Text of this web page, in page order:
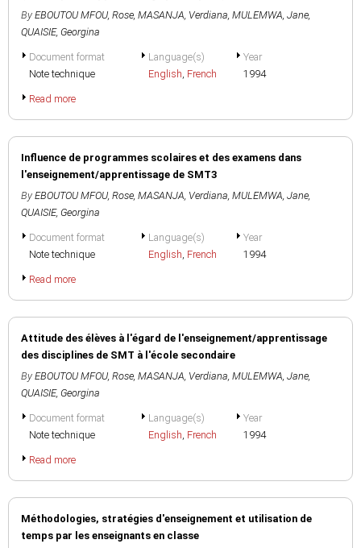
By EBOUTOU MFOU, Rose, MASANJA, Verdiana, MULEMWA, Jane,
QUAISIE, Georgina
Document format
Note technique
Language(s)
English, French
Year
1994
Read more
Influence de programmes scolaires et des examens dans
l'enseignement/apprentissage de SMT3
By EBOUTOU MFOU, Rose, MASANJA, Verdiana, MULEMWA, Jane,
QUAISIE, Georgina
Document format
Note technique
Language(s)
English, French
Year
1994
Read more
Attitude des élèves à l'égard de l'enseignement/apprentissage
des disciplines de SMT à l'école secondaire
By EBOUTOU MFOU, Rose, MASANJA, Verdiana, MULEMWA, Jane,
QUAISIE, Georgina
Document format
Note technique
Language(s)
English, French
Year
1994
Read more
Méthodologies, stratégies d'enseignement et utilisation de
temps par les enseignants en classe